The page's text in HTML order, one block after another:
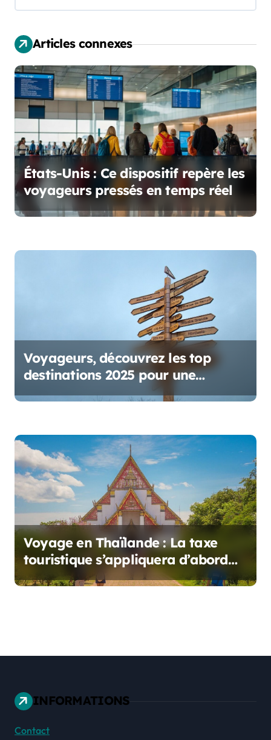
t
i
o
n
d
e
l
’
a
t
l
e
Articles connexes
États-Unis : Ce dispositif repère les
voyageurs pressés en temps réel
Voyageurs, découvrez les top
destinations 2025 pour une
aventure inoubliable
Voyage en Thaïlande : La taxe
touristique s’appliquera d’abord
aux vols
INFORMATIONS
Contact